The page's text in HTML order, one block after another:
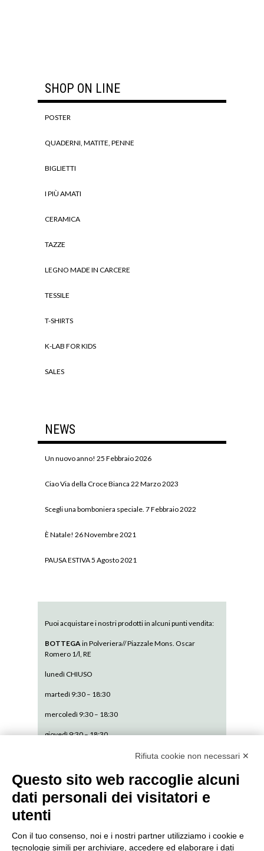
SHOP ON LINE
POSTER
QUADERNI, MATITE, PENNE
BIGLIETTI
I PIÙ AMATI
CERAMICA
TAZZE
LEGNO MADE IN CARCERE
TESSILE
T-SHIRTS
K-LAB FOR KIDS
SALES
NEWS
Un nuovo anno! 25 Febbraio 2026
Ciao Via della Croce Bianca 22 Marzo 2023
Scegli una bomboniera speciale. 7 Febbraio 2022
È Natale! 26 Novembre 2021
PAUSA ESTIVA5 Agosto 2021
Puoi acquistare i nostri prodotti in alcuni punti vendita:
BOTTEGA in Polveriera// Piazzale Mons. Oscar
Romero 1/l, RE
lunedì CHIUSO
martedì 9:30 – 18:30
mercoledì 9:30 – 18:30
giovedì 9:30 – 18:30
sabato 9:30 – 13:30
domenica CHIUSO
Rifiuta cookie non necessari ✕
Questo sito web raccoglie alcuni
dati personali dei visitatori e
utenti
Con il tuo consenso, noi e i nostri partner utilizziamo i cookie e
tecnologie simili per archiviare, accedere ed elaborare i dati